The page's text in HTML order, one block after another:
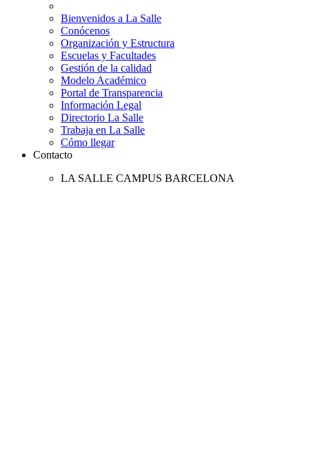
Bienvenidos a La Salle
Conócenos
Organización y Estructura
Escuelas y Facultades
Gestión de la calidad
Modelo Académico
Portal de Transparencia
Información Legal
Directorio La Salle
Trabaja en La Salle
Cómo llegar
Contacto
LA SALLE CAMPUS BARCELONA